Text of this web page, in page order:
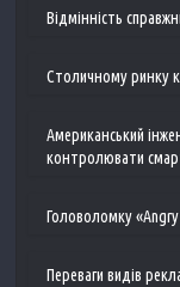
Відмінність
Столичному ринку
Американський
контролювати
Головоломку
Переваги видів